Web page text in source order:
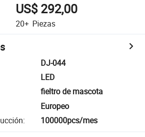
US$ 292,00
20+ Piezas
DJ-044
LED
fieltro de mascota
Europeo
: 100000pcs/mes